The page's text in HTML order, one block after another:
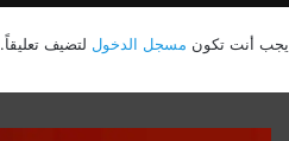
يجب أنت تكون مسجل الدخول لتضيف تعليقاً.